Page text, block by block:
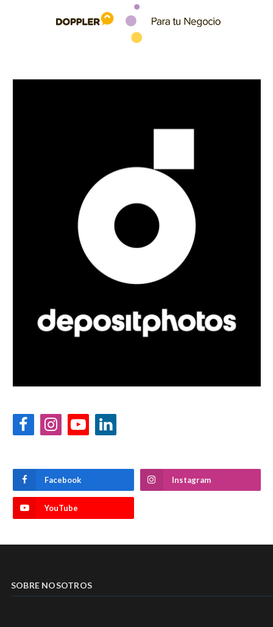
FacebookInstagramYouTubeLinkedIn
Facebook Instagram
YouTube
SOBRE NOSOTROS